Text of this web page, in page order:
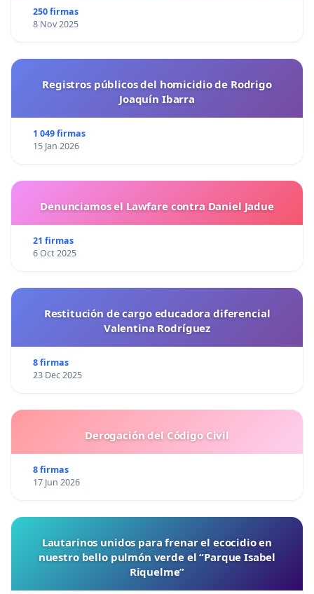
250 firmas
8 Nov 2025
Registros públicos del homicidio de Rodrigo
Joaquín Ibarra
1 049 firmas
15 Jan 2026
Denunciamos el Lawfare contra Daniel Jadue
21 firmas
6 Oct 2025
Restitución de cargo educadora diferencial
Valentina Rodríguez
8 firmas
23 Dec 2025
Derogación del Código Civil
8 firmas
17 Jun 2026
Lautarinos unidos para frenar el ecocidio en
nuestro bello pulmón verde el “Parque Isabel
Riquelme”